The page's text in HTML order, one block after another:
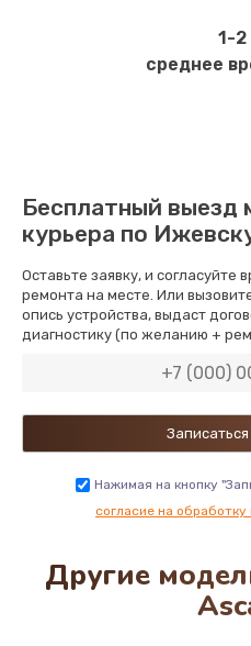
1-2
среднее
Бесплатный выезд
курьера по
Оставьте заявку, и согласуйте
ремонта на месте. Или
опись устройства, выдаст
диагностику (по желанию +
Нажимая на кнопку
согласие на
Другие